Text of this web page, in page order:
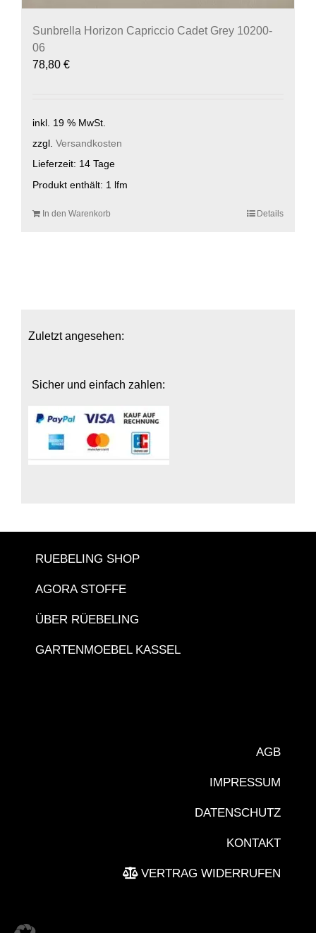
Sunbrella Horizon Capriccio Cadet Grey 10200-
06
78,80 €
inkl. 19 % MwSt.
zzgl. Versandkosten
Lieferzeit: 14 Tage
Produkt enthält: 1 lfm
In den Warenkorb Details
Zuletzt angesehen:
Sicher und einfach zahlen:
RUEBELING SHOP
AGORA STOFFE
ÜBER RÜEBELING
GARTENMOEBEL KASSEL
AGB
IMPRESSUM
DATENSCHUTZ
KONTAKT
VERTRAG WIDERRUFEN